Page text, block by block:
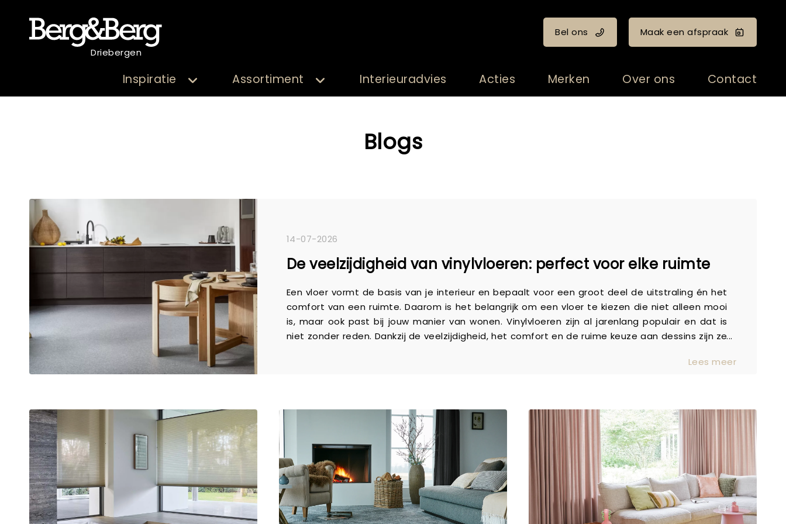
Driebergen
Bel ons Maak een afspraak
Inspiratie Assortiment Interieuradvies Acties Merken Over ons Contact
Blogs
14-07-2026
De veelzijdigheid van vinylvloeren: perfect voor elke ruimte
Een vloer vormt de basis van je interieur en bepaalt voor een groot deel de uitstraling én het
comfort van een ruimte. Daarom is het belangrijk om een vloer te kiezen die niet alleen mooi
is, maar ook past bij jouw manier van wonen. Vinylvloeren zijn al jarenlang populair en dat is
niet zonder reden. Dankzij de veelzijdigheid, het comfort en de ruime keuze aan dessins zijn ze
een warme houtlook, een moderne betonuitstraling of een rustige natuurlijke tint zoekt,
materialen, terwijl je profiteert van de praktische eigenschappen van vinyl. Van woonkamer tot
slaapkamer en van werkkamer tot hal: een vinylvloer zorgt overal voor een rustige en
sfeervolle basis. Zo creëer je eenvoudig eenheid in je interieur, zonder in te leveren op
uitstraling of gebruiksgemak. Comfortabel en praktisch in het dagelijks leven Een vloer moet
niet alleen mooi zijn, maar ook prettig aanvoelen. Vinyl staat bekend om het comfortabele
loopgevoel en de geluiddempende eigenschappen. Dat maakt het een fijne keuze voor
gezinnen, appartementen of woningen waar rust en wooncomfort belangrijk zijn. Daarnaast is
een vinylvloer eenvoudig te onderhouden. Regelmatig stofzuigen en af en toe dweilen is vaak
Lees meer